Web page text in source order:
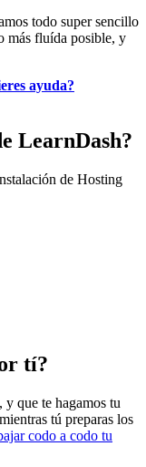
todo super sencillo
más fluída posible, y
ayuda?
LearnDash?
de Hosting
tí?
y que te hagamos tu
tú preparas los
codo a codo tu